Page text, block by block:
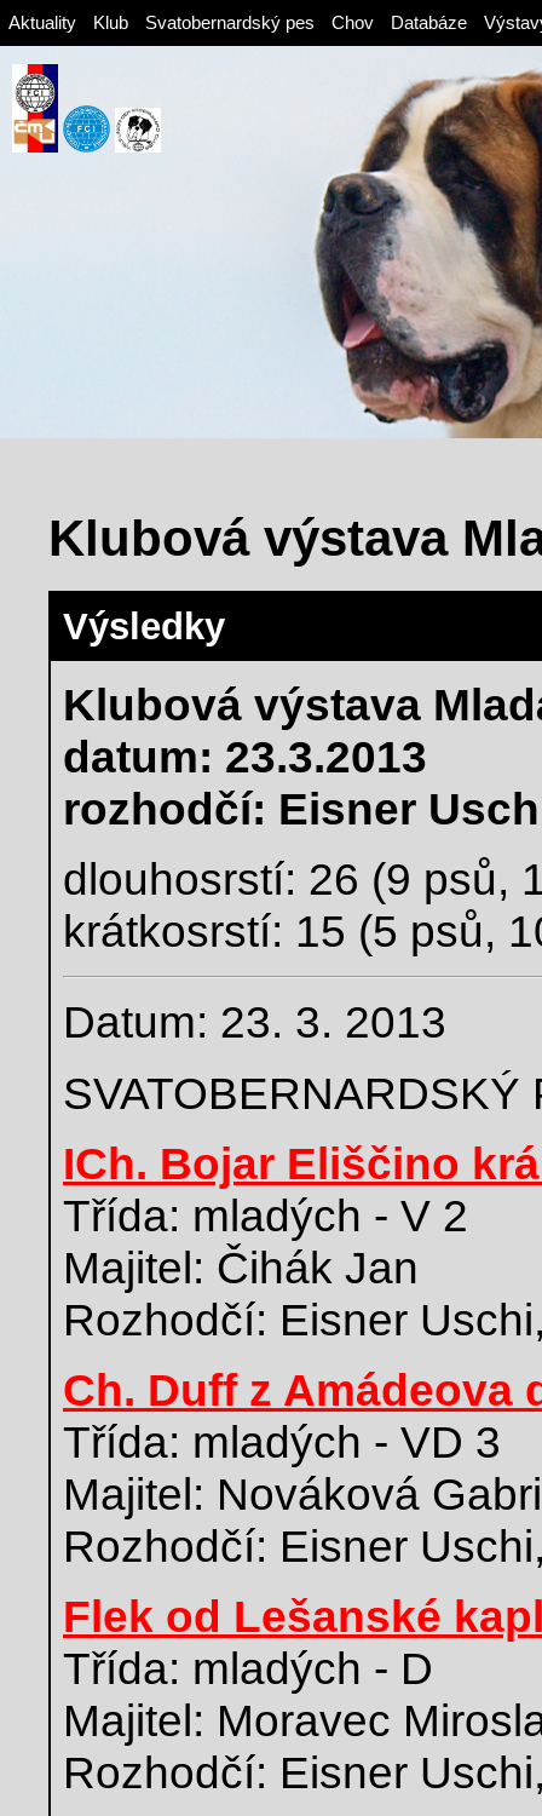
Aktuality Klub Svatobernardský pes Chov Databáze
Klubová výstava
Výsledky
Klubová výstava
datum: 23.3.2013
rozhodčí: Eisner
dlouhosrstí: 26 (9 psů,
krátkosrstí: 15 (5 psů,
Datum: 23. 3. 2013
ICh. Bojar Eliščino
Třída: mladých - V 2
Majitel: Čihák Jan
Rozhodčí: Eisner
Ch. Duff z Amádeova
Třída: mladých - VD 3
Majitel: Nováková
Rozhodčí: Eisner
Flek od Lešanské
Třída: mladých - D
Majitel: Moravec
Rozhodčí: Eisner